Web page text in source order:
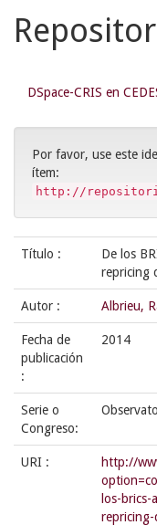
DSpace-CRIS en
Por favor, use este
ítem:
http://
Título :
De los
repricing
Autor : Albrieu,
Fecha de
publicación
:
2014
Serie o
Congreso:
URI :
http://
los-
repricing-